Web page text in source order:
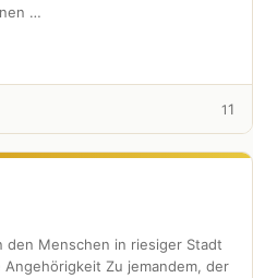
…
11
den Menschen in riesiger Stadt
Zu jemandem, der